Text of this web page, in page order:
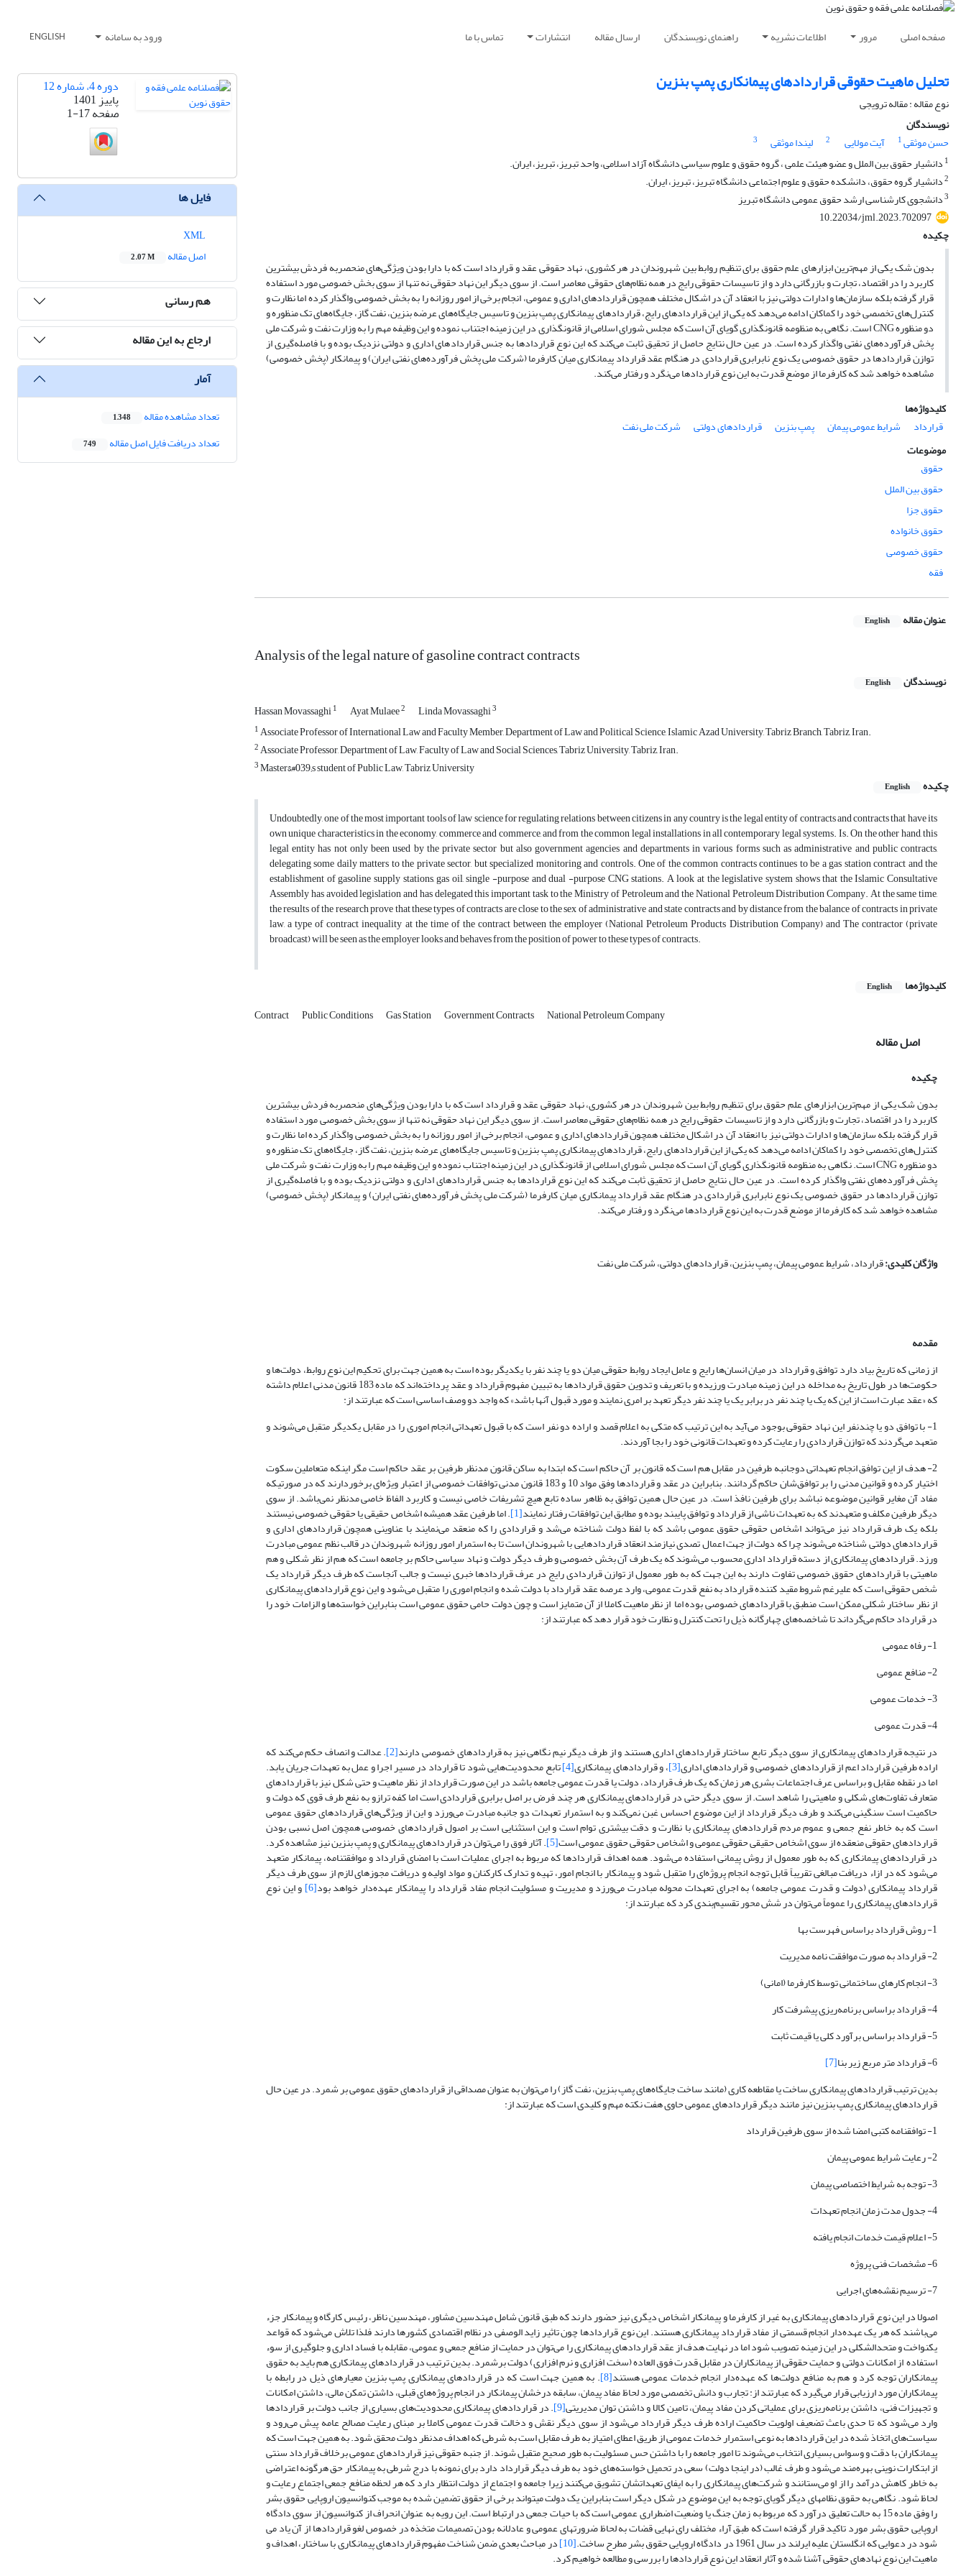
صفحه اصلی مرور اطلاعات نشریه راهنمای نویسندگان ارسال مقاله انتشارات تماس با ما ورود به سامانه ENGLISH
تحلیل ماهیت حقوقی قراردادهای پیمانکاری پمپ بنزین
نوع مقاله : مقاله ترویجی
نویسندگان
حسن موثقی1 آیت مولایی 2 لیندا موثقی
3
1 دانشیار حقوق بین الملل و عضو هیئت علمی ، گروه حقوق و علوم سیاسی دانشگاه آزاد اسلامی، واحد تبریز، تبریز، ایران.
2دانشیار گروه حقوق، دانشکده حقوق و علوم اجتماعی دانشگاه تبریز، تبریز، ایران.
3دانشجوی کارشناسی ارشد حقوق عمومی دانشگاه تبریز
10.22034/jml.2023.702097
چکیده
بدون شک یکی از مهم‌ترین ابزارهای علم حقوق برای تنظیم روابط بین شهروندان در هر کشوری، نهاد حقوقی عقد و قرارداد است که با دارا بودن ویژگی‌های منحصربه فردش بیشترین
کاربرد را در اقتصاد، تجارت و بازرگانی دارد و از تاسیسات حقوقی رایج در همه نظام‌های حقوقی معاصر است. از سوی دیگر این نهاد حقوقی نه تنها از سوی بخش خصوصی مورد استفاده
قرار گرفته بلکه سازمان‌ها و ادارات دولتی نیز با انعقاد آن در اشکال مختلف همچون قراردادهای اداری و عمومی، انجام برخی از امور روزانه را به بخش خصوصی واگذار کرده اما نظارت و
کنترل‌های تخصصی خود را کماکان ادامه می‌دهد که یکی از این قراردادهای رایج، قراردادهای پیمانکاری پمپ بنزین و تاسیس جایگاه‌های عرضه بنزین، نفت گاز، جایگاه‌های تک منظوره و
دو منظوره CNG است. نگاهی به منظومه قانونگذاری گویای آن است که مجلس شورای اسلامی از قانونگذاری در این زمینه اجتناب نموده و این وظیفه مهم را به وزارت نفت و شرکت‌ ملی
پخش فرآورده‌های نفتی واگذار کرده است. در عین حال نتایج حاصل از تحقیق ثابت می‌کند که این نوع قراردادها به جنس قراردادهای اداری و دولتی نزدیک بوده و با فاصله‌گیری از
توازن قراردادها در حقوق خصوصی یک نوع نابرابری قراردادی در هنگام عقد قرارداد پیمانکاری میان کارفرما (شرکت ملی پخش فرآورده‌های نفتی ایران) و پیمانکار (پخش خصوصی)
مشاهده خواهد شد که کارفرما از موضع قدرت به این نوع قراردادها می‌نگرد و رفتار می‌کند.
کلیدواژه‌ها
قرارداد
شرایط عمومی پیمان پمپ بنزین قراردادهای دولتی
شرکت ملی نفت
موضوعات
حقوق
حقوق بین الملل
حقوق جزا
حقوق خانواده
حقوق خصوصی
فقه
عنوان مقاله English
Analysis of the legal nature of gasoline contract contracts
نویسندگان English
Hassan Movassaghi1 Ayat Mulaee2 Linda Movassaghi3
1Associate Professor of International Law and Faculty Member, Department of Law and Political Science, Islamic Azad University, Tabriz Branch, Tabriz, Iran.
2Associate Professor, Department of Law, Faculty of Law and Social Sciences, Tabriz University, Tabriz, Iran.
3Master&#039;s student of Public Law, Tabriz University
چکیده
English
Undoubtedly, one of the most important tools of law science for regulating relations between citizens in any country is the legal entity of contracts and contracts that have its
own unique characteristics in the economy, commerce and commerce, and from the common legal installations in all contemporary legal systems. Is. On the other hand, this
legal entity has not only been used by the private sector but also government agencies and departments in various forms such as administrative and public contracts,
delegating some daily matters to the private sector, but specialized monitoring and controls. One of the common contracts continues to be a gas station contract and the
establishment of gasoline supply stations, gas oil, single -purpose and dual -purpose CNG stations. A look at the legislative system shows that the Islamic Consultative
Assembly has avoided legislation and has delegated this important task to the Ministry of Petroleum and the National Petroleum Distribution Company. At the same time,
the results of the research prove that these types of contracts are close to the sex of administrative and state contracts and by distance from the balance of contracts in private
law, a type of contract inequality at the time of the contract between the employer (National Petroleum Products Distribution Company) and The contractor (private
broadcast) will be seen as the employer looks and behaves from the position of power to these types of contracts.
کلیدواژه‌ها English
Contract Public Conditions Gas Station Government Contracts National Petroleum Company
اصل مقاله
چکیده
بدون شک یکی از مهم‌ترین ابزارهای علم حقوق برای تنظیم روابط بین شهروندان در هر کشوری، نهاد حقوقی عقد و قرارداد است که با دارا بودن ویژگی‌های منحصربه فردش بیشترین
کاربرد را در اقتصاد، تجارت و بازرگانی دارد و از تاسیسات حقوقی رایج در همه نظام‌های حقوقی معاصر است. از سوی دیگر این نهاد حقوقی نه تنها از سوی بخش خصوصی مورد استفاده
قرار گرفته بلکه سازمان‌ها و ادارات دولتی نیز با انعقاد آن در اشکال مختلف همچون قراردادهای اداری و عمومی، انجام برخی از امور روزانه را به بخش خصوصی واگذار کرده اما نظارت و
کنترل‌های تخصصی خود را کماکان ادامه می‌دهد که یکی از این قراردادهای رایج، قراردادهای پیمانکاری پمپ بنزین و تاسیس جایگاه‌های عرضه بنزین، نفت گاز، جایگاه‌های تک منظوره و
دو منظوره CNG است. نگاهی به منظومه قانونگذاری گویای آن است که مجلس شورای اسلامی از قانونگذاری در این زمینه اجتناب نموده و این وظیفه مهم را به وزارت نفت و شرکت‌ ملی
پخش فرآورده‌های نفتی واگذار کرده است. در عین حال نتایج حاصل از تحقیق ثابت می‌کند که این نوع قراردادها به جنس قراردادهای اداری و دولتی نزدیک بوده و با فاصله‌گیری از
توازن قراردادها در حقوق خصوصی یک نوع نابرابری قراردادی در هنگام عقد قرارداد پیمانکاری میان کارفرما (شرکت ملی پخش فرآورده‌های نفتی ایران) و پیمانکار (پخش خصوصی)
مشاهده خواهد شد که کارفرما از موضع قدرت به این نوع قراردادها می‌نگرد و رفتار می‌کند.
واژگان کلیدی:قرارداد، شرایط عمومی پیمان، پمپ بنزین، قراردادهای دولتی، شرکت ملی نفت
مقدمه
از زمانی که تاریخ بیاد دارد توافق و قرارداد در میان انسان‌ها رایج و عامل ایجاد روابط حقوقی میان دو یا چند نفر با یکدیگر بوده است به همین جهت برای تحکیم این نوع روابط، دولت‌ها و
حکومت‌ها در طول تاریخ به مداخله در این زمینه مبادرت ورزیده و با تعریف و تدوین حقوق قراردادها به تبیین مفهوم قرارداد و عقد پرداخته‌اند که ماده 183 قانون مدنی اعلام داشته
که «عقد عبارت است از این که یک یا چند نفر در برابر یک یا چند نفر دیگر تعهد بر امری نمایند و مورد قبول آنها باشد» که واجد دو وصف اساسی است که عبارتند از:
1- با توافق دو یا چندنفر این نهاد حقوقی بوجود می‌آید به این ترتیب که متکی به اعلام قصد و اراده دو نفر است که با قبول تعهداتی انجام اموری را در مقابل یکدیگر متقبل می‌شوند و
متعهد می‌گردند که توازن قراردادی را رعایت کرده و تعهدات قانونی خود را بجا آوردند.
2- هدف از این توافق انجام تعهداتی دوجانبه طرفین در مقابل هم است که قانون بر آن حاکم است که ابتدا به ساکن قانون مدنظر طرفین بر عقد حاکم است مگر اینکه متعاملین سکوت
اختیار کرده و قوانین مدنی را بر توافق‌شان حاکم گردانند. بنابراین در عقد و قراردادها وفق مواد 10 و 183 قانون مدنی توافقات خصوصی از اعتبار ویژه‌ای برخوردارند که در صورتیکه
مفاد آن مغایر قوانین موضوعه نباشد برای طرفین نافذ است. در عین حال همین توافق به ظاهر ساده تابع هیچ تشریفات خاصی نیست و کاربرد الفاظ خاصی مدنظر نمی‌باشد. از سوی
دیگر طرفین مکلف و متعهدند که به تعهدات ناشی از قرارداد و توافق پایبند بوده و مطابق این توافقات رفتار نمایند[1] . اما طرفین عقد همیشه اشخاص حقیقی یا حقوقی خصوصی نیستند
بلکه یک طرف قرارداد نیز می‌تواند اشخاص حقوقی حقوق عمومی باشد که با لفظ دولت شناخته می‌شد و قراردادی را که منعقد می‌نمایند با عناوینی همچون قراردادهای اداری و
قراردادهای دولتی شناخته می‌شوند چرا که دولت از جهت اعمال تصدی نیازمند انعقاد قراردادهایی با شهروندان است تا به استمرار امور روزانه شهروندان در قالب نظم عمومی مبادرت
ورزد. قراردادهای پیمانکاری از دسته قرارداد اداری محسوب می‌شوند که یک طرف آن بخش خصوصی و طرف دیگر دولت و نهاد سیاسی حاکم بر جامعه است که هم از نظر شکلی و هم
ماهیتی با قراردادهای حقوق خصوصی تفاوت دارند به این جهت که به طور معمول از توازن قراردادی رایج در عرف قراردادها خبری نیست و جالب آنجاست که طرف دیگر قرارداد یک
شخص حقوقی است که علیرغم شروط مقید کننده قرارداد به نفع قدرت عمومی، وارد عرصه عقد قرارداد با دولت شده و انجام اموری را متقبل می‌شود و این نوع قراردادهای پیمانکاری
از نظر ساختار شکلی ممکن است منطبق با قراردادهای خصوصی بوده اما از نظر ماهیت کاملا از آن متمایز است و چون دولت حامی حقوق عمومی است بنابراین خواسته‌ها و الزامات خود را
در قرارداد حاکم می‌گرداند تا شاخصه‌های چهارگانه ذیل را تحت کنترل و نظارت خود قرار دهد که عبارتند از:
1- رفاه عمومی
2- منافع عمومی
3- خدمات عمومی
4- قدرت عمومی
در نتیجه قراردادهای پیمانکاری از سوی دیگر تابع ساختار قراردادهای اداری هستند و از طرف دیگر نیم نگاهی نیز به قراردادهای خصوصی دارند[2] . عدالت و انصاف حکم می‌کند که
اراده طرفین قرارداد اعم از قراردادهای خصوصی و قراردادهای اداری[3] ، و قراردادهای پیمانکاری[4] تابع محدودیت‌هایی شود تا قرارداد در مسیر اجرا و عمل به تعهدات جریان یابد.
اما در نقطه مقابل و براساس عرف اجتماعات بشری هر زمان که یک طرف قرارداد، دولت یا قدرت عمومی جامعه باشد در این صورت قرارداد از نظر ماهیت و حتی شکل نیز با قراردادهای
متعارف تفاوت‌های شکلی و ماهیتی را شاهد است. از سوی دیگر حتی در قراردادهای پیمانکاری هر چند فرض بر اصل برابری قراردادی است اما کفه ترازو به نفع طرف قوی که دولت و
حاکمیت است سنگینی می‌کند و طرف دیگر قرارداد از این موضوع احساس غبن نمی‌کند و به استمرار تعهدات دو جانبه مبادرت می‌ورزد و این از ویژگی‌های قراردادهای حقوق عمومی
است که به خاطر نفع جمعی و عموم مردم قراردادهای پیمانکاری با نظارت و دقت بیشتری توام است و این استثنایی است بر اصول قراردادهای خصوصی همچون اصل نسبی بودن
قراردادهای حقوقی منعقده از سوی اشخاص حقیقی حقوقی عمومی و اشخاص حقوقی حقوق عمومی است[5] . آثار فوق را می‌توان در قراردادهای پیمانکاری و پمپ بنزین نیز مشاهده کرد.
در قراردادهای پیمانکاری که به طور معمول از روش پیمانی استفاده می‌شود. همه اهداف قراردادها که مربوط به اجرای عملیات است با امضای قرارداد و موافقتنامه، پیمانکار متعهد
می‌شود که در ازاء دریافت مبالغی تقریباً قابل توجه انجام پروژه‌ای را متقبل ‌شود و پیمانکار با انجام امور، تهیه و تدارک کارکنان و مواد اولیه و دریافت مجوزهای لازم از سوی طرف دیگر
قرارداد پیمانکاری (دولت و قدرت عمومی جامعه) به اجرای تعهدات محوله مبادرت می‌ورزد و مدیریت و مسئولیت انجام مفاد قرارداد را پیمانکار عهده‌دار خواهد بود[6] و این نوع
قراردادهای پیمانکاری را عموماً می‌توان در شش محور تقسیم‌بندی کرد که عبارتند از:
1- روش‌ قرارداد براساس فهرست بها
2- قرارداد به صورت موافقت نامه مدیریت
3- انجام کارهای ساختمانی توسط کارفرما (امانی)
4- قرارداد براساس برنامه‌ریزی پیشرفت کار
5- قرارداد براساس برآورد کلی یا قیمت ثابت
6- قرارداد متر مربع زیر بنا
[7]
بدین ترتیب قراردادهای پیمانکاری ساخت یا مقاطعه کاری (مانند ساخت جایگاه‌های پمپ بنزین، نفت گاز) را می‌توان به عنوان مصداقی از قراردادهای حقوق عمومی بر شمرد. در عین حال
قراردادهای پیمانکاری پمپ بنزین نیز مانند دیگر قراردادهای عمومی حاوی هفت نکته مهم و کلیدی است که عبارتند از:
1- توافقنامه کتبی امضا شده از سوی طرفین قرارداد
2- رعایت شرایط عمومی پیمان
3- توجه به شرایط اختصاصی پیمان
4- جدول مدت زمان انجام تعهدات
5- اعلام قیمت خدمات انجام یافته
6- مشخصات فنی پروژه
7- ترسیم نقشه‌های اجرایی
اصولا در این نوع قراردادهای پیمانکاری به غیر از کارفرما و پیمانکار اشخاص دیگری نیز حضور دارند که طبق قانون شامل مهندسین مشاور، مهندسین ناظر، رئیس کارگاه و پیمانکار جزء
می‌باشند که هر یک عهده‌دار انجام قسمتی از مفاد قرارداد پیمانکاری هستند. این نوع قراردادها چون تاثیر زاید الوصفی در نظام اقتصادی کشورها دارند فلذا تلاش می‌شود که قواعد
یکنواخت و متحدالشکلی در این زمینه تصویب شود اما در نهایت هدف از عقد قراردادهای پیمانکاری را می‌توان در حمایت از منافع جمعی و عمومی، مقابله با فساد اداری و جلوگیری از سوء
استفاده از امکانات دولتی و حمایت حقوقی از پیمانکاران در مقابل قدرت فوق العاده (سخت افزاری و نرم افزاری) دولت برشمرد. بدین ترتیب در قراردادهای پیمانکاری هم باید به حقوق
پیمانکاران توجه کرد و هم به منافع دولت‌ها که عهده‌دار انجام خدمات عمومی هستند[8] . به همین جهت است که در قراردادهای پیمانکاری پمپ بنزین معیارهای ذیل در رابطه با
پیمانکاران مورد ارزیابی قرار می‌گیرد که عبارتند از: تجارب و دانش تخصصی مورد لحاظ مفاد پیمان، سابقه درخشان پیمانکار در انجام پروژه‌های قبلی، داشتن تمکن مالی، داشتن امکانات
و تجهیزات فنی، داشتن برنامه‌ریزی برای عملیاتی کردن مفاد پیمان، تامین کالا و داشتن توان مدیریتی[9] . در قراردادهای پیمانکاری محدودیت‌های بسیاری از جانب دولت بر قراردادها
وارد می‌شود که تا حدی باعث تضعیف اولویت حاکمیت اراده طرف دیگر قرارداد می‌شود از سوی دیگر نقش و دخالت قدرت عمومی کاملا بر مبنای رعایت مصالح عامه پیش می‌رود و
سیاست‌های اتخاذ شده در این قراردادها به نوعی استمرار خدمات عمومی از طریق اعطای امتیاز به طرف مقابل است به شرطی که اهداف مدنظر دولت محقق شود. به همین جهت است که
پیمانکاران با دقت و وسواس بسیاری انتخاب می‌شوند تا امور جامعه را با داشتن حس مسئولیت به طور صحیح متقبل شوند. از جنبه حقوقی نیز قراردادهای عمومی برخلاف قرارداد سنتی
از ابتکارات نوینی بهره‌مند می‌شود و طرف غالب (در اینجا دولت) سعی در تحمیل خواسته‌های خود به طرف دیگر قرارداد دارد برای نمونه با درج شرطی به پیمانکار حق هرگونه اعتراضی
به خاطر کاهش درآمد را از او می‌ستانند و شرکت‌های پیمانکاری را به ایفای تعهداتشان تشویق می‌کنند زیرا جامعه و اجتماع از دولت انتظار دارد که هر لحظه منافع جمعی اجتماع رعایت و
لحاظ شود. نگاهی به حقوق نظامهای دیگر گویای توجه به این موضوع در شکل دیگر است بنابراین یک دولت میتواند برخی از حقوق تضمین شده به موجب کنوانسیون اروپایی حقوق بشر
را وفق ماده 15 به حالت تعلیق درآورد که مربوط به زمان جنگ یا وضعیت اضطراری عمومی است که با حیات جمعی در ارتباط است. این رویه به عنوان انحراف از کنوانسیون از سوی دادگاه
اروپایی حقوق بشر مورد تاکید قرار گرفته است که طبق آراء مختلف رای نهایی قضات به لحاظ ضرورتهای عمومی و عادلانه بودن تصمیمات متخذه در خصوص لغو قراردادها از آن یاد می
شود در دعوایی که انگلستان علیه ایرلند در سال 1961 در دادگاه اروپایی حقوق بشر مطرح ساخت. [10] در مباحث بعدی ضمن شناخت مفهوم قراردادهای پیمانکاری با ساختار، اهداف و
ماهیت این نوع نهادهای حقوقی آشنا شده و آثار انعقاد این نوع قراردادها را بررسی و مطالعه خواهیم کرد.
دوره 4، شماره 12
پاییز 1401
صفحه1-17
فایل ها
اصل مقاله
2.07 M
هم رسانی
ارجاع به این مقاله
آمار
تعداد مشاهده مقاله 1,348
تعداد دریافت فایل اصل مقاله 749